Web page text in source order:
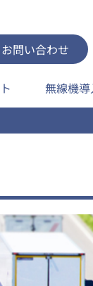
お問い合わせ
無線機